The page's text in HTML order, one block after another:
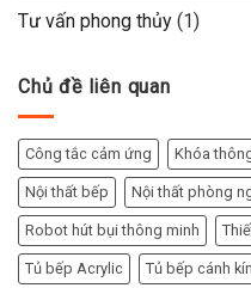
Tư vấn phong thủy (1)
Chủ đề liên quan
Công tắc cảm ứng Khóa
Nội thất bếp Nội thất phòng
Robot hút bụi thông minh
Tủ bếp Acrylic Tủ bếp cánh